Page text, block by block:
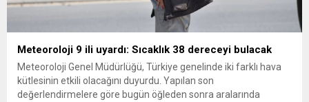
Meteoroloji 9 ili uyardı: Sıcaklık 38 dereceyi bulacak
Meteoroloji Genel Müdürlüğü, Türkiye genelinde iki farklı hava
kütlesinin etkili olacağını duyurdu. Yapılan son
değerlendirmelere göre bugün öğleden sonra aralarında